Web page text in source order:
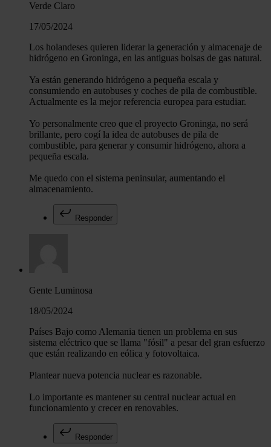
Verde Claro
17/05/2024
Los holandeses quieren liderar la generación y almacenaje de
hidrógeno en Groninga, en las antiguas bolsas de gas natural.
Ya están generando hidrógeno a pequeña escala y
consumiendo en autobuses y coches de pila de combustible.
Actualmente es la mejor referencia europea para estudiar.
Yo personalmente creo que el proyecto Groninga, no será
brillante, pero cogí la idea de autobuses de pila de
combustible, para generar y consumir hidrógeno, ahora a
pequeña escala.
Me quedo con el sistema peninsular, aumentando el
almacenamiento.
Responder
Gente Luminosa
18/05/2024
Países Bajo como Alemania tienen un problema en sus
sistema eléctrico que se llama "fósil" a pesar del gran esfuerzo
que están realizando en eólica y fotovoltaica.
Plantear nueva potencia nuclear es razonable.
Lo importante es mantener su central nuclear actual en
funcionamiento y crecer en renovables.
Responder